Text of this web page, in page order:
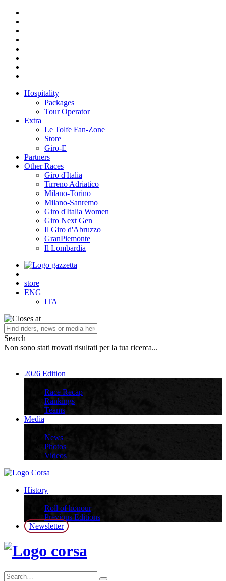
Hospitality
Packages
Tour Operator
Extra
Le Tolfe Fan-Zone
Store
Giro-E
Partners
Other Races
Giro d'Italia
Tirreno Adriatico
Milano-Torino
Milano-Sanremo
Giro d'Italia Women
Giro Next Gen
Il Giro d'Abruzzo
GranPiemonte
Il Lombardia
store
ENG
ITA
Search
Non sono stati trovati risultati per la tua ricerca...
2026 Edition
Race Recap
Rankings
Teams
Media
News
Photos
Videos
History
Roll of honour
Previous Editions
Newsletter